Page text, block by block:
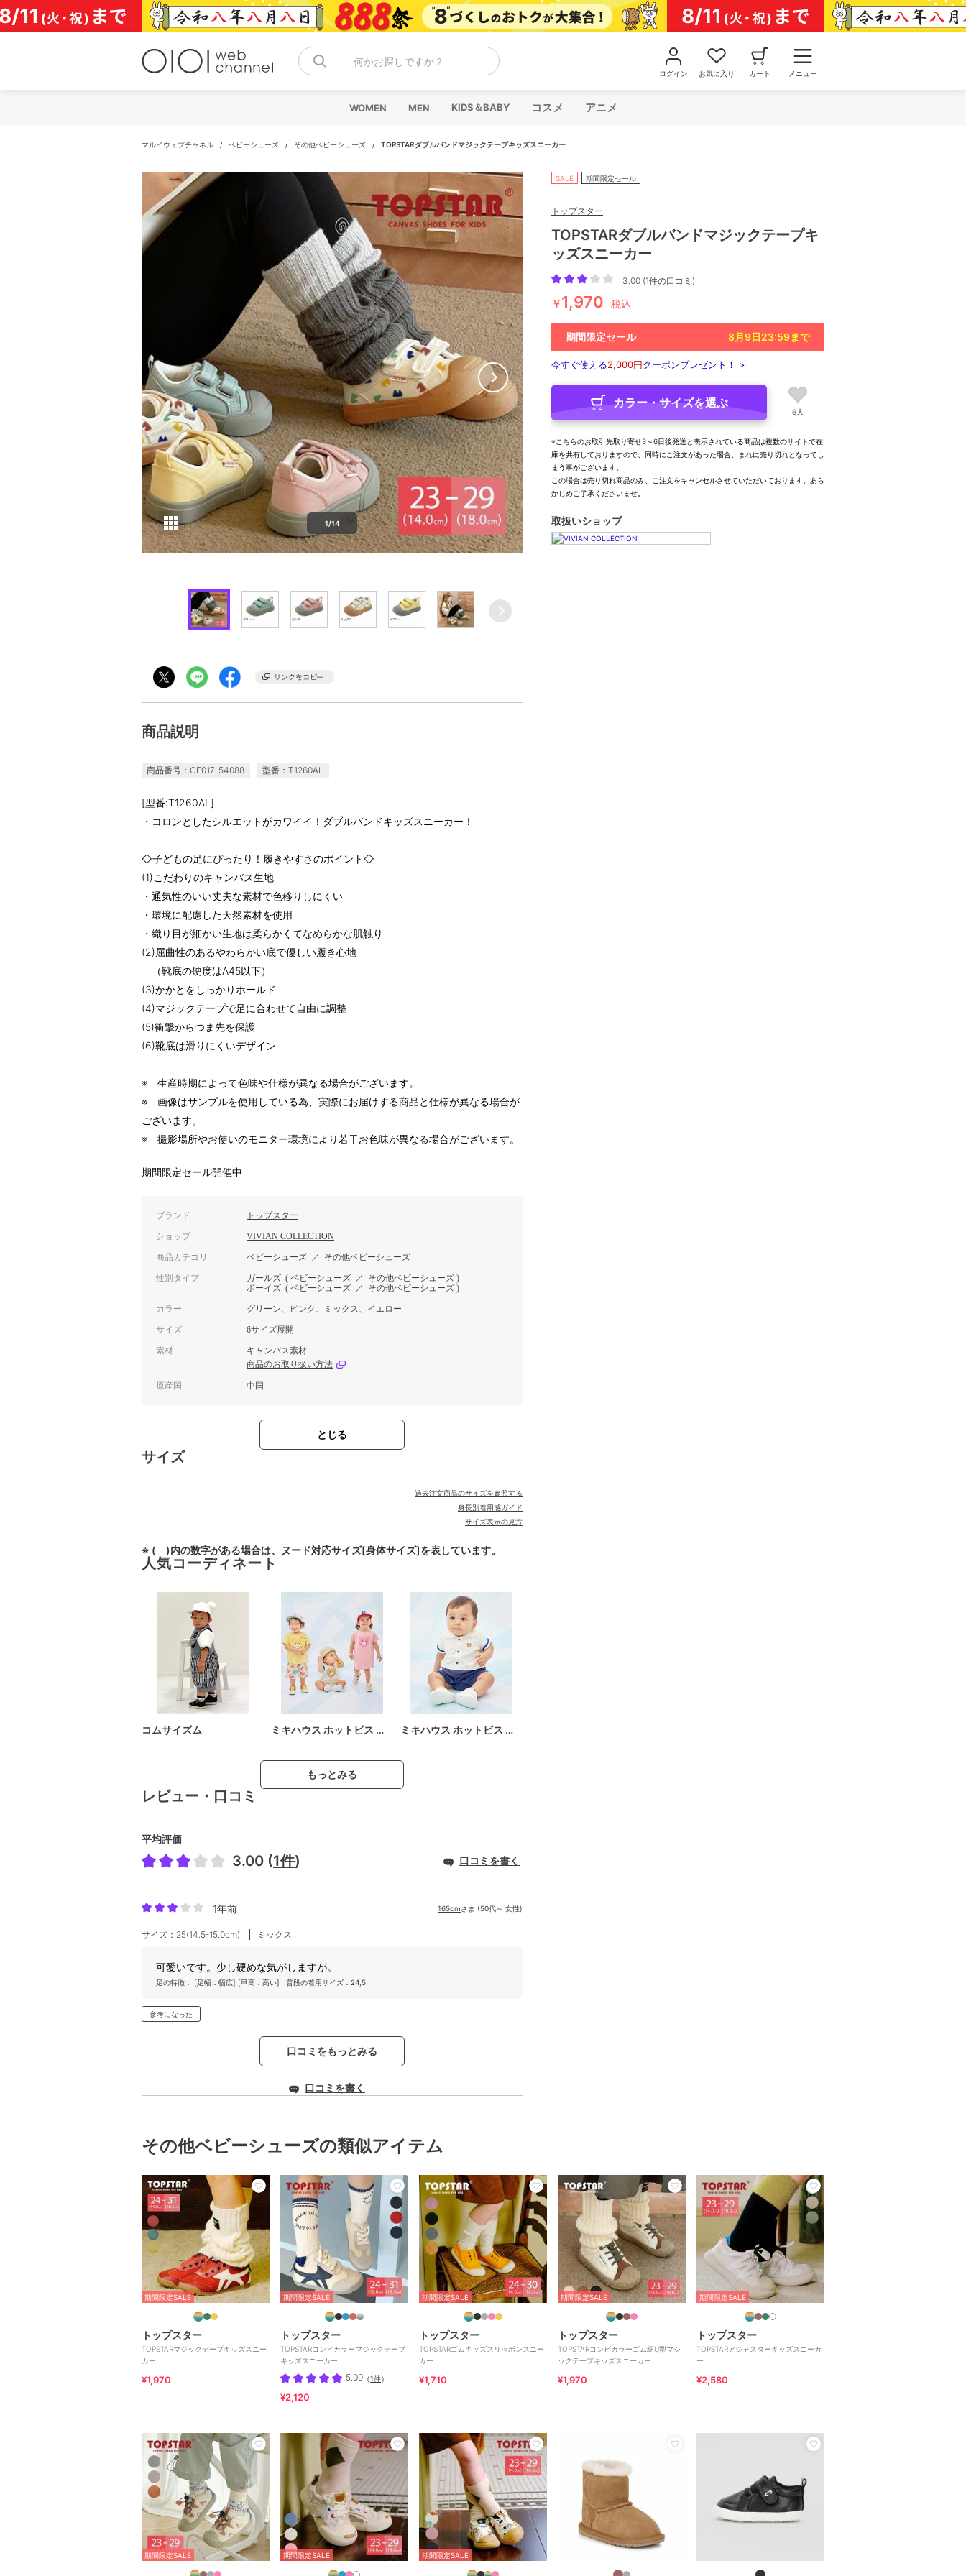
コ
ン
テ
何かお探しですか？
ログイン お気に入り カート メニュー
WOMEN MEN KIDS＆BABY コスメ アニメ
マルイウェブチャネル / ベビーシューズ / その他ベビーシューズ / TOPSTARダブルバンドマジックテープキッズスニーカー
1/14
商品説明
商品番号：CE017-54088 型番：T1260AL
[型番:T1260AL]
・コロンとしたシルエットがカワイイ！ダブルバンドキッズスニーカー！
◇子どもの足にぴったり！履きやすさのポイント◇
(1)こだわりのキャンバス生地
・通気性のいい丈夫な素材で色移りしにくい
・環境に配慮した天然素材を使用
・織り目が細かい生地は柔らかくてなめらかな肌触り
(2)屈曲性のあるやわらかい底で優しい履き心地
（靴底の硬度はA45以下）
(3)かかとをしっかりホールド
(4)マジックテープで足に合わせて自由に調整
(5)衝撃からつま先を保護
(6)靴底は滑りにくいデザイン
※ 生産時期によって色味や仕様が異なる場合がございます。
※ 画像はサンプルを使用している為、実際にお届けする商品と仕様が異なる場合が
ございます。
※ 撮影場所やお使いのモニター環境により若干お色味が異なる場合がございます。
期間限定セール開催中
ブランド トップスター
ショップ VIVIAN COLLECTION
商品カテゴリ ベビーシューズ ／ その他ベビーシューズ
性別タイプ ガールズ ( ベビーシューズ ／ その他ベビーシューズ )
ボーイズ ( ベビーシューズ ／ その他ベビーシューズ )
カラー グリーン、ピンク、ミックス、イエロー
サイズ 6サイズ展開
素材
キャンバス素材
商品のお取り扱い方法
原産国 中国
とじる
サイズ
過去注文商品のサイズを参照する
身長別着用感ガイド
サイズ表示の見方
※ ( )内の数字がある場合は、ヌード対応サイズ[身体サイズ]を表しています。
人気コーディネート
コムサイズム ミキハウス ホットビス … ミキハウス ホットビス …
もっとみる
レビュー・口コミ
平均評価
3.00 (1件) 口コミを書く
1年前 165cmさま (50代～ 女性)
サイズ：25(14.5-15.0cm) ミックス
可愛いです。少し硬めな気がしますが。
足の特徴： [足幅：幅広] [甲高：高い] 普段の着用サイズ：24,5
参考になった
口コミをもっとみる
口コミを書く
SALE 期間限定セール
トップスター
TOPSTARダブルバンドマジックテープキ
ッズスニーカー
3.00 (1件の口コミ )
￥1,970 税込
期間限定セール 8月9日23:59まで
今すぐ使える2,000円クーポンプレゼント！ >
カラー・サイズを選ぶ
6人
※こちらのお取引先取り寄せ3～6日後発送と表示されている商品は複数のサイトで在
庫を共有しておりますので、同時にご注文があった場合、まれに売り切れとなってし
まう事がございます。
この場合は売り切れ商品のみ、ご注文をキャンセルさせていただいております。あら
かじめご了承くださいませ。
取扱いショップ
その他ベビーシューズの類似アイテム
期間限定SALE
トップスター
TOPSTARマジックテープキッズスニー
カー
¥1,970
期間限定SALE
トップスター
TOPSTARコンビカラーマジックテープ
キッズスニーカー
5.00 （1件）
¥2,120
期間限定SALE
トップスター
TOPSTARゴムキッズスリッポンスニー
カー
¥1,710
期間限定SALE
トップスター
TOPSTARコンビカラーゴム紐U型マジ
ックテープキッズスニーカー
¥1,970
期間限定SALE
トップスター
TOPSTARアジャスターキッズスニーカ
ー
¥2,580
期間限定SALE 期間限定SALE 期間限定SALE